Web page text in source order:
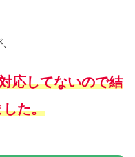
応してないので結
た。